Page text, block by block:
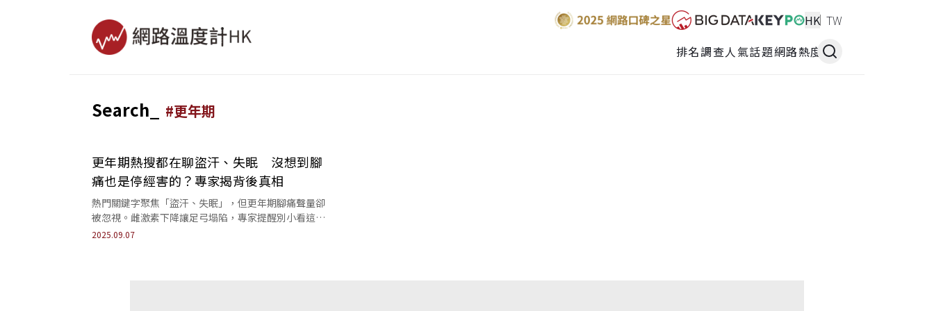
HK TW
排名調查人氣話題網路熱度
Search_ #更年期
更年期熱搜都在聊盜汗、失眠 沒想到腳
痛也是停經害的？專家揭背後真相
熱門關鍵字聚焦「盜汗、失眠」，但更年期腳痛聲量卻
被忽視。雌激素下降讓足弓塌陷，專家提醒別小看這隱
形困擾。
2025.09.07